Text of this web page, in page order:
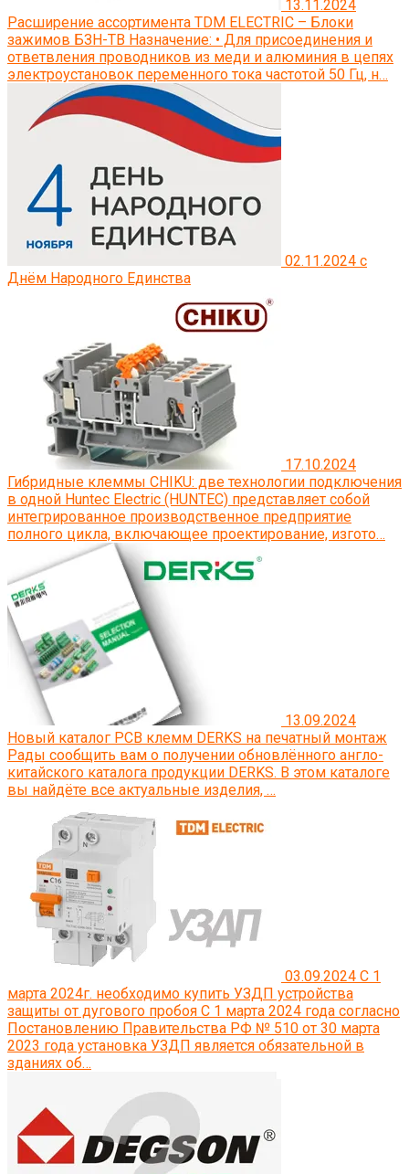
13.11.2024
Расширение ассортимента TDM ELECTRIC – Блоки
зажимов БЗН-ТВ Назначение: • Для присоединения и
ответвления проводников из меди и алюминия в цепях
электроустановок переменного тока частотой 50 Гц, н…
02.11.2024 с
Днём Народного Единства
17.10.2024
Гибридные клеммы CHIKU: две технологии подключения
в одной Huntec Electric (HUNTEC) представляет собой
интегрированное производственное предприятие
полного цикла, включающее проектирование, изгото…
13.09.2024
Новый каталог PCB клемм DERKS на печатный монтаж
Рады сообщить вам о получении обновлённого англо-
китайского каталога продукции DERKS. В этом каталоге
вы найдёте все актуальные изделия, …
03.09.2024 С 1
марта 2024г. необходимо купить УЗДП устройства
защиты от дугового пробоя С 1 марта 2024 года согласно
Постановлению Правительства РФ № 510 от 30 марта
2023 года установка УЗДП является обязательной в
зданиях об…